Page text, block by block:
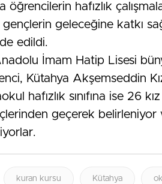
öğrencilerin hafızlık
gençlerin geleceğine katkı
edildi.
İmam Hatip Lisesi
Kütahya Akşemseddin
hafızlık sınıfına ise 26
geçerek belirleniyor
kuran kursu Kütahya